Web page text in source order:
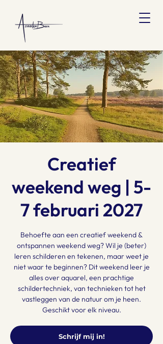
Creatief
weekend weg | 5-
7 februari 2027
Behoefte aan een creatief weekend &
ontspannen weekend weg? Wil je (beter)
leren schilderen en tekenen, maar weet je
niet waar te beginnen? Dit weekend leer je
alles over aquarel, een prachtige
schildertechniek, van technieken tot het
vastleggen van de natuur om je heen.
Geschikt voor elk niveau.
Schrijf mij in!